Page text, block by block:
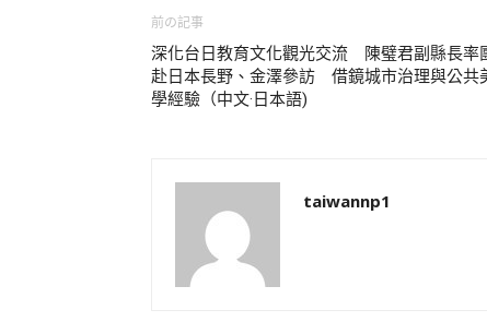
前の記事
深化台日教育文化觀光交流 陳璧君副縣長率
赴日本長野、金澤參訪 借鏡城市治理與公共
學經驗（中文·日本語)
taiwannp1